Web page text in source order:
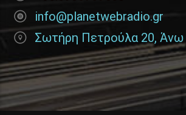
info@planetwebradio.gr
Σωτήρη Πετρούλα 20, Άνω